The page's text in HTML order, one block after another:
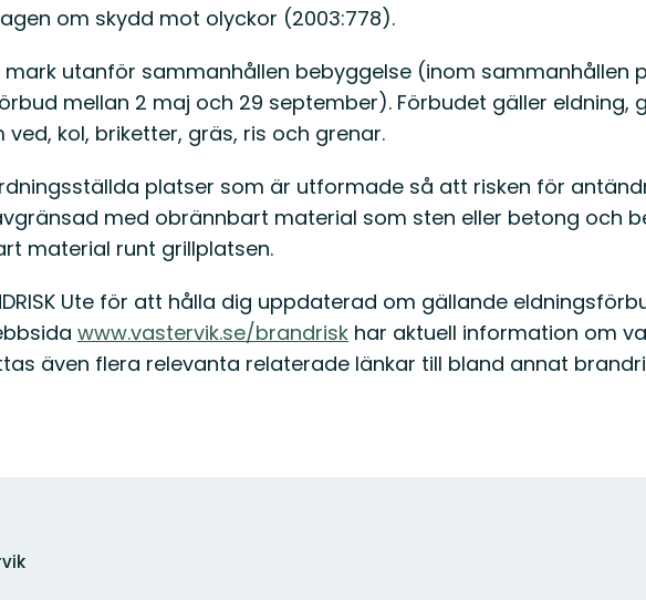
om skydd mot olyckor (2003:778).
utanför sammanhållen bebyggelse (inom sammanhållen
mellan 2 maj och 29 september). Förbudet gäller eldning,
kol, briketter, gräs, ris och grenar.
platser som är utformade så att risken för
med obrännbart material som sten eller betong och
material runt grillplatsen.
Ute för att hålla dig uppdaterad om gällande
www.vastervik.se/brandrisk har aktuell information om
även flera relevanta relaterade länkar till bland annat